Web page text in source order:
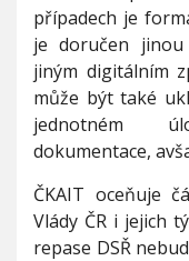
případech je
je doručen jinou
jiným digitálním
může být také
jednotném
dokumentace,
ČKAIT oceňuje
Vlády ČR i jejich
repase DSŘ